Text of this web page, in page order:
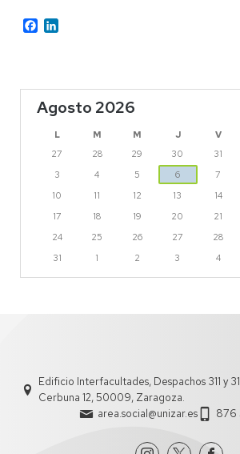
Facebook
Agosto 2026
L M M J V
27
28 29 30 31
3
4 5 6 7
10
11 12 13 14
17
18 19 20 21
24
25 26 27 28
31
1 2 3 4
Edificio Interfacultades, Despachos 311 y
Cerbuna 12, 50009, Zaragoza.
area.social@unizar.es
876